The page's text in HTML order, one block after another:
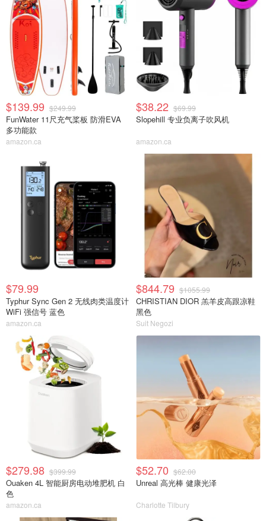
$139.99 $249.99
FunWater 11尺充气桨板 防滑EVA
多功能款
amazon.ca
$38.22 $69.99
Slopehill 专业负离子吹风机
amazon.ca
$79.99
Typhur Sync Gen 2 无线肉类温度计
WiFi 强信号 蓝色
amazon.ca
$844.79 $1055.99
CHRISTIAN DIOR 羔羊皮高跟凉鞋
黑色
Suit Negozi
$279.98 $399.99
Ouaken 4L 智能厨房电动堆肥机 白
色
amazon.ca
$52.70 $62.00
Unreal 高光棒 健康光泽
Charlotte Tilbury